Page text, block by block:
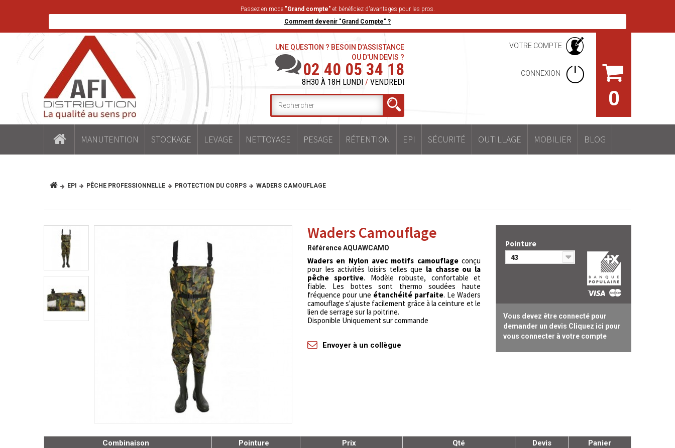
Passez en mode "Grand compte" et bénéficiez d'avantages pour les pros.
Comment devenir "Grand Compte" ?
0
VOTRE COMPTE
CONNEXION
UNE QUESTION ? BESOIN D'ASSISTANCE
OU D'UN DEVIS ?
02 40 05 34 18
8H30 À 18H LUNDI / VENDREDI
MANUTENTION STOCKAGE LEVAGE NETTOYAGE PESAGE RÉTENTION EPI SÉCURITÉ OUTILLAGE MOBILIER BLOG
EPI PÊCHE PROFESSIONNELLE PROTECTION DU CORPS WADERS CAMOUFLAGE
Waders Camouflage
RéférenceAQUAWCAMO
Waders en Nylon avec motifs camouflageconçu
pour les activités loisirs telles que la chasse ou la
pêche sportive. Modèle robuste, confortable et
fiable. Les bottes sont thermo soudées haute
fréquence pour une étanchéité parfaite. Le Waders
camouflage s'ajuste facilement grâce à la ceinture et le
lien de serrage sur la poitrine.
Disponible Uniquement sur commande
Envoyer à un collègue
Pointure
43
Vous devez être connecté pour
demander un devis Cliquez ici pour
vous connecter à votre compte
Combinaison Pointure Prix Qté Devis Panier